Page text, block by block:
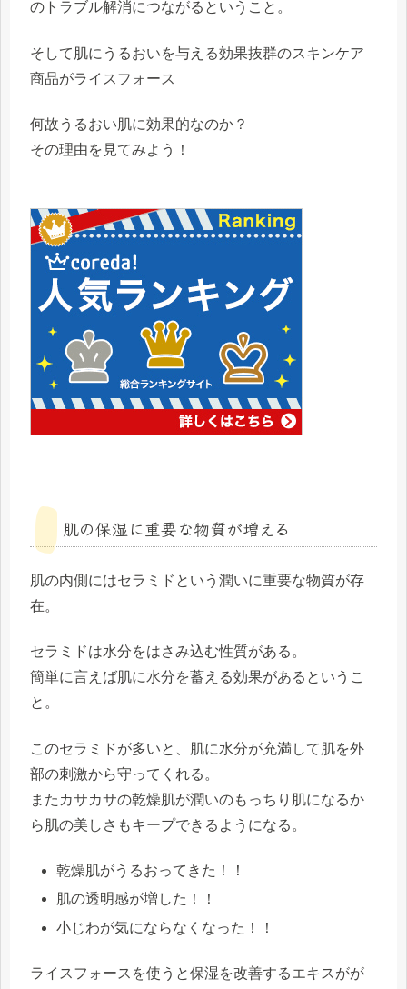
のトラブル解消につながる ということ。
そして肌にうるおいを与える効果抜群のスキンケア
商品がライスフォース
何故うるおい肌に効果的なのか？
その理由を見てみよう！
肌の保湿に重要な物質が増える
肌の内側にはセラミド という潤いに重要な物質が存
在。
セラミドは水分をはさみ込む性質がある。
簡単に言えば肌に水分を蓄える効果があるというこ
と。
このセラミドが多いと、肌に水分が充満して 肌を外
部の刺激から守ってくれる 。
またカサカサの乾燥肌が潤いのもっちり肌になるか
ら 肌の美しさもキープできるようになる。
乾燥肌がうるおってきた！！
肌の透明感が増した！！
小じわが気にならなくなった！！
ライスフォースを使うと保湿を改善するエキスがが